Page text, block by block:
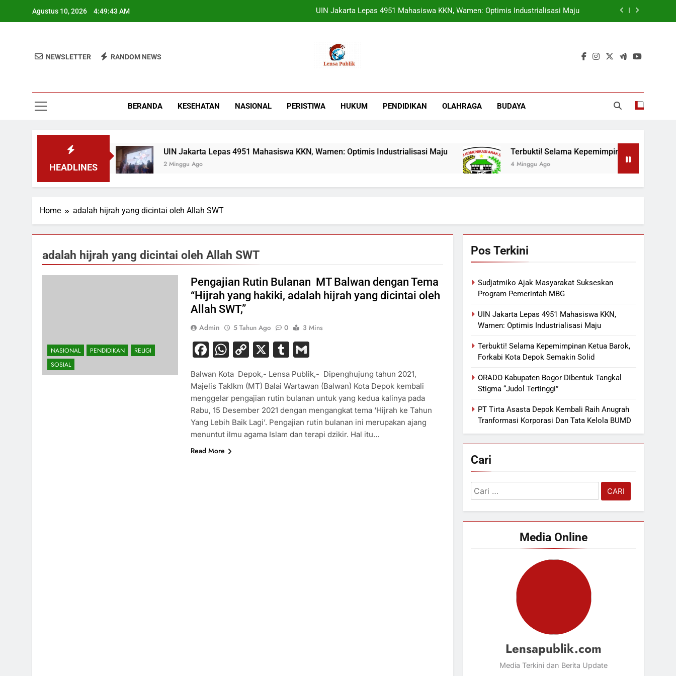
Agustus 10, 2026 4:49:43 AM UIN Jakarta Lepas 4951 Mahasiswa KKN, Wamen: Optimis Industrialisasi Maju
NEWSLETTER RANDOM NEWS
BERANDA KESEHATAN NASIONAL PERISTIWA HUKUM PENDIDIKAN OLAHRAGA BUDAYA
HEADLINES
Pemerintah MBG UIN Jakarta Lepas 4951 Mahasiswa KKN, Wamen: Optimis Industrialisasi Maju
2 Minggu Ago
Terbukti! Selama Kepemimpinan Ketua Barok,
4 Minggu Ago
Home adalah hijrah yang dicintai oleh Allah SWT
adalah hijrah yang dicintai oleh Allah SWT
NASIONAL PENDIDIKAN
RELIGI
SOSIAL
Pengajian Rutin Bulanan MT Balwan dengan Tema
“Hijrah yang hakiki, adalah hijrah yang dicintai oleh
Allah SWT,”
Admin 5 Tahun Ago 0 3 Mins
Facebook
WhatsApp
Copy
X Tumblr
Balwan Kota Depok,- Lensa Publik,- Dipenghujung tahun 2021,
Majelis Taklkm (MT) Balai Wartawan (Balwan) Kota Depok kembali
menggelar pengajian rutin bulanan untuk yang kedua kalinya pada
Rabu, 15 Desember 2021 dengan mengangkat tema ‘Hijrah ke Tahun
Yang Lebih Baik Lagi’. Pengajian rutin bulanan ini merupakan ajang
menuntut ilmu agama Islam dan terapi dzikir. Hal itu…
Read More
Pos Terkini
Sudjatmiko Ajak Masyarakat Sukseskan
Program Pemerintah MBG
UIN Jakarta Lepas 4951 Mahasiswa KKN,
Wamen: Optimis Industrialisasi Maju
Terbukti! Selama Kepemimpinan Ketua Barok,
Forkabi Kota Depok Semakin Solid
ORADO Kabupaten Bogor Dibentuk Tangkal
Stigma “Judol Tertinggi”
PT Tirta Asasta Depok Kembali Raih Anugrah
Tranformasi Korporasi Dan Tata Kelola BUMD
Cari
Cari
untuk:
Media Online
Lensapublik.com
Media Terkini dan Berita Update